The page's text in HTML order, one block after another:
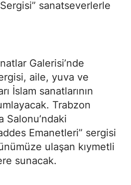
sanatseverlerle
Galerisi’nde
aile, yuva ve
İslam sanatlarının
Trabzon
Salonu’ndaki
Emanetleri” sergisi
ulaşan kıymetli
sunacak.